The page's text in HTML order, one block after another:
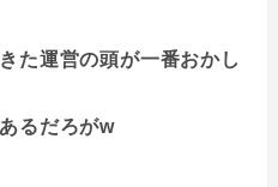
た運営の頭が一番おかし
るだろがw